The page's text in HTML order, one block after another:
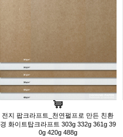
전지 팝크라프트_천연펄프로 만든 친환
경 화이트탑크라프트 303g 332g 361g 39
0g 420g 488g